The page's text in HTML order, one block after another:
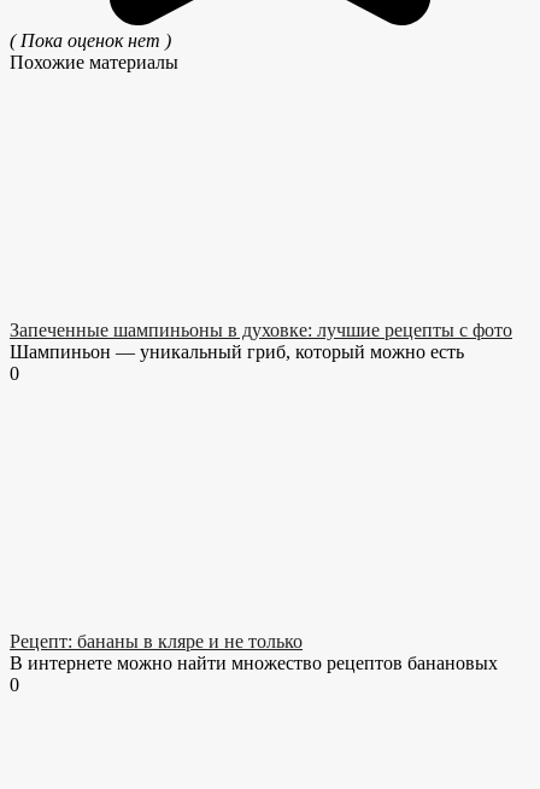
( Пока оценок нет )
Похожие материалы
Запеченные шампиньоны в духовке: лучшие рецепты с фото
Шампиньон — уникальный гриб, который можно есть
0
Рецепт: бананы в кляре и не только
В интернете можно найти множество рецептов банановых
0